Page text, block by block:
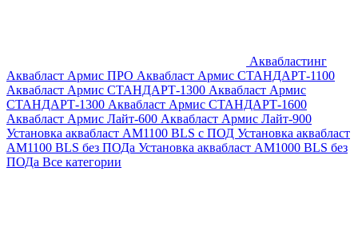
Аквабластинг
Аквабласт Армис ПРО Аквабласт Армис СТАНДАРТ-1100
Аквабласт Армис СТАНДАРТ-1300 Аквабласт Армис
СТАНДАРТ-1300 Аквабласт Армис СТАНДАРТ-1600
Аквабласт Армис Лайт-600 Аквабласт Армис Лайт-900
Установка аквабласт AM1100 BLS с ПОД Установка аквабласт
AM1100 BLS без ПОДа Установка аквабласт AM1000 BLS без
ПОДа Все категории